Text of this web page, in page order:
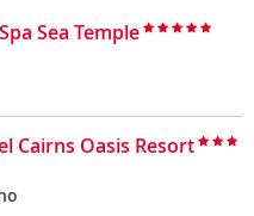
Sea Temple
Cairns Oasis Resort